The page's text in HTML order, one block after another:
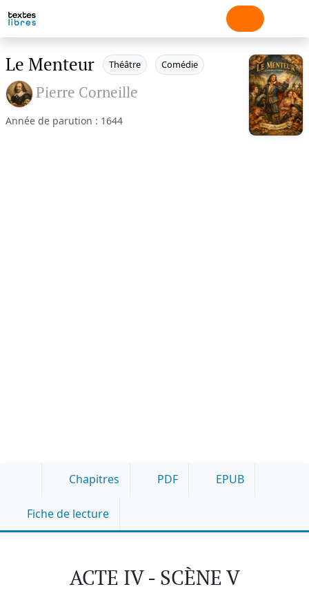
Le Menteur Théâtre Comédie
Pierre Corneille
Année de parution : 1644
Chapitres PDF EPUB
Fiche de lecture
ACTE IV - SCÈNE V